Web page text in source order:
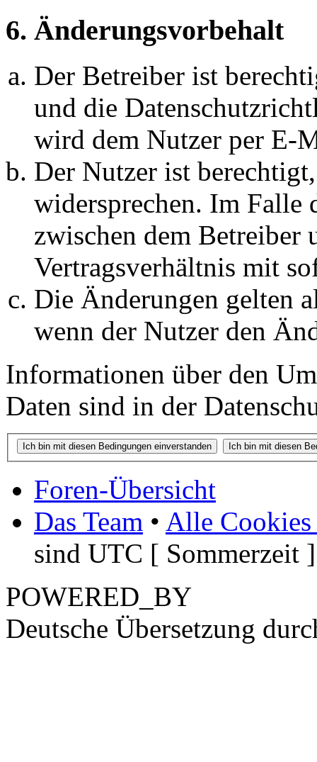
6. Änderungsvorbehalt
Der Betreiber ist
und die
wird dem Nutzer per E-
Der Nutzer ist
widersprechen. Im Falle
zwischen dem Betreiber
Vertragsverhältnis mit
Die Änderungen gelten
wenn der Nutzer den
Informationen über den
Daten sind in der
Foren-Übersicht
Das Team • Alle Cookies
sind UTC [ Sommerzeit ]
POWERED_BY
Deutsche Übersetzung